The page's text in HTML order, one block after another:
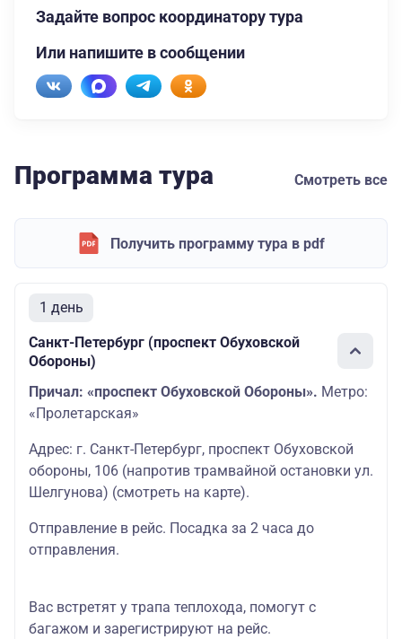
Задайте вопрос координатору тура
Или напишите в сообщении
Программа тура Смотреть все
Получить программу тура в pdf
1 день
Санкт-Петербург (проспект Обуховской
Обороны)
Причал: «проспект Обуховской Обороны». Метро:
«Пролетарская»
Адрес: г. Санкт-Петербург, проспект Обуховской
обороны, 106 (напротив трамвайной остановки ул.
Шелгунова) (смотреть на карте).
Отправление в рейс. Посадка за 2 часа до
отправления.
Вас встретят у трапа теплохода, помогут с
багажом и зарегистрируют на рейс.